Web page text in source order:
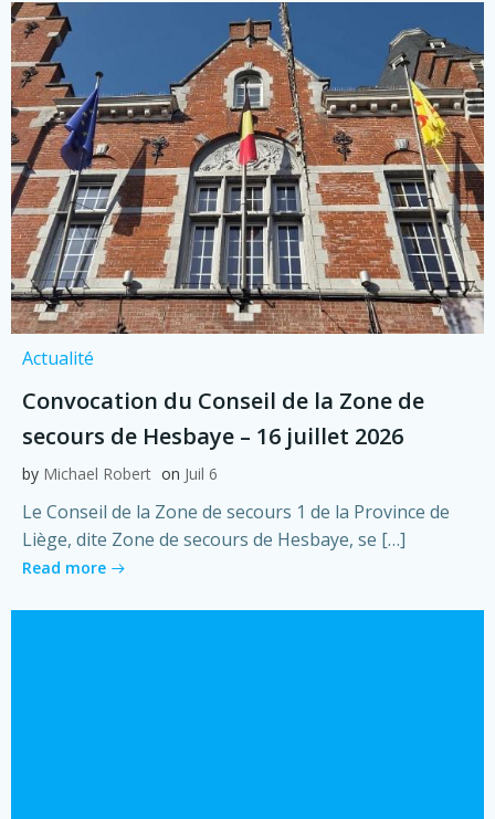
Actualité
Convocation du Conseil de la Zone de
secours de Hesbaye – 16 juillet 2026
by Michael Robert on Juil 6
Le Conseil de la Zone de secours 1 de la Province de
Liège, dite Zone de secours de Hesbaye, se […]
Read more